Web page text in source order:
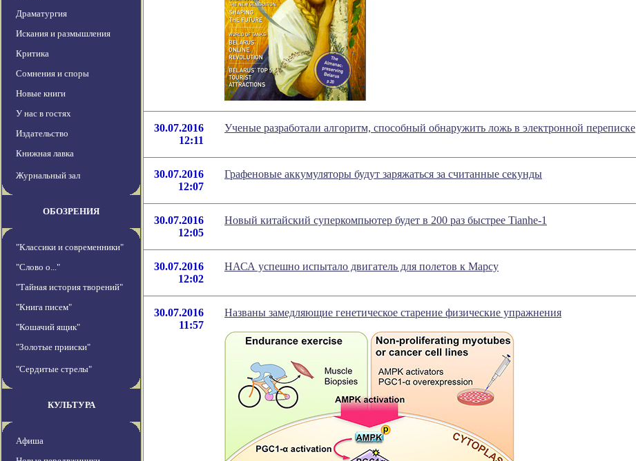
Драматургия
Искания и размышления
Критика
Сомнения и споры
Новые книги
У нас в гостях
Издательство
Книжная лавка
Журнальный зал
ОБОЗРЕНИЯ
"Классики и современники"
"Слово о..."
"Тайная история творений"
"Книга писем"
"Кошачий ящик"
"Золотые прииски"
"Сердитые стрелы"
КУЛЬТУРА
Афиша
30.07.2016
12:11
Ученые разработали алгоритм, способный обнаружить ложь в электронной переписке
30.07.2016
12:07
Графеновые аккумуляторы будут заряжаться за считанные секунды
30.07.2016
12:05
Новый китайский суперкомпьютер будет в 200 раз быстрее Tianhe-1
30.07.2016
12:02
НАСА успешно испытало двигатель для полетов к Марсу
30.07.2016
11:57
Названы замедляющие генетическое старение физические упражнения